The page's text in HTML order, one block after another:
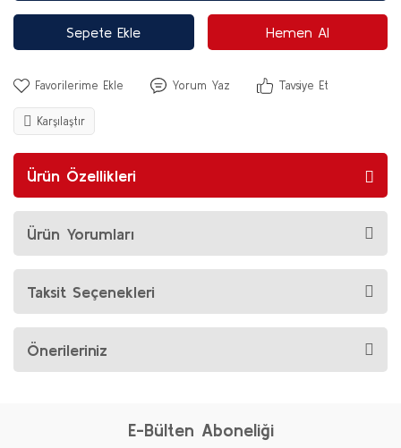
Sepete Ekle Hemen Al
Yorum Yaz Tavsiye Et
Karşılaştır
Ürün Özellikleri
Ürün Yorumları
Taksit Seçenekleri
Önerileriniz
E-Bülten Aboneliği